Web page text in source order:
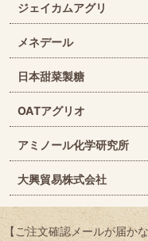
ジェイカムアグリ
メネデール
日本甜菜製糖
OATアグリオ
アミノール化学研究所
大興貿易株式会社
【ご注文確認メールが届か